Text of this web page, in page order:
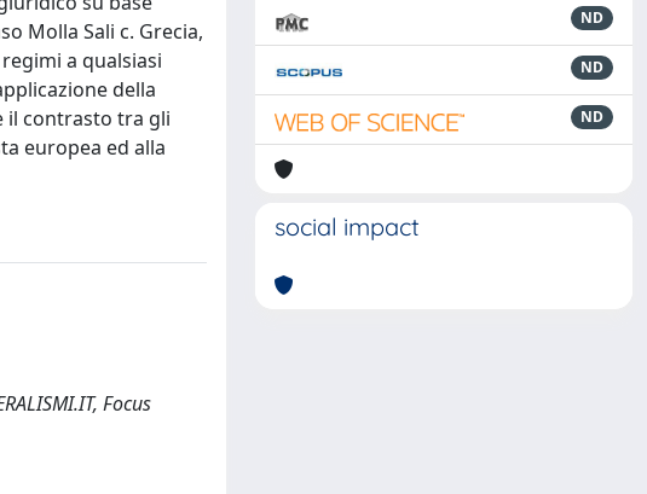
Molla Sali c. Grecia,
a qualsiasi
della
il contrasto tra gli
europea ed alla
Focus
ND
ND
ND
social impact